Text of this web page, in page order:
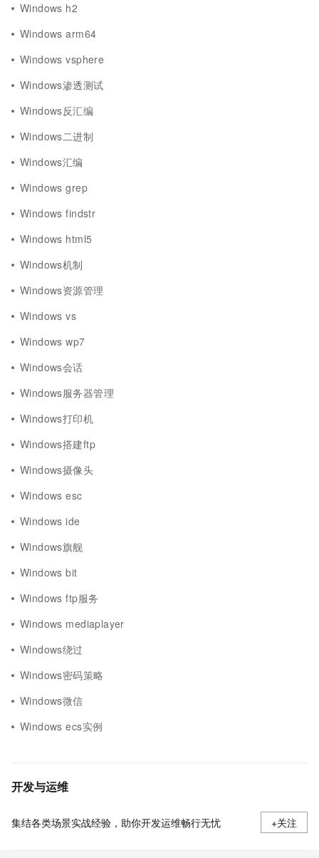
Windows h2
Windows arm64
Windows vsphere
Windows渗透测试
Windows反汇编
Windows二进制
Windows汇编
Windows grep
Windows findstr
Windows html5
Windows机制
Windows资源管理
Windows vs
Windows wp7
Windows会话
Windows服务器管理
Windows打印机
Windows搭建ftp
Windows摄像头
Windows esc
Windows ide
Windows旗舰
Windows bit
Windows ftp服务
Windows mediaplayer
Windows绕过
Windows密码策略
Windows微信
Windows ecs实例
开发与运维
集结各类场景实战经验，助你开发运维畅行无忧 +关注